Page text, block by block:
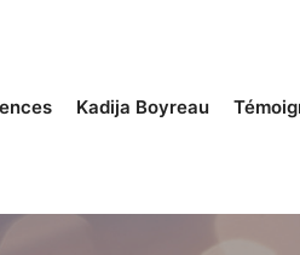
Kadija Boyreau